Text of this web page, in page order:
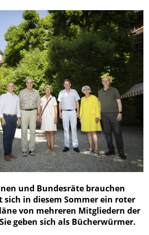
und Bundesräte brauchen
sich in diesem Sommer ein roter
von mehreren Mitgliedern der
geben sich als Bücherwürmer.